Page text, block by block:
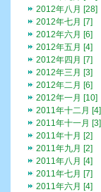
2012年八月 [28]
2012年七月 [7]
2012年六月 [6]
2012年五月 [4]
2012年四月 [7]
2012年三月 [3]
2012年二月 [6]
2012年一月 [10]
2011年十二月 [4]
2011年十一月 [3]
2011年十月 [2]
2011年九月 [2]
2011年八月 [4]
2011年七月 [7]
2011年六月 [4]